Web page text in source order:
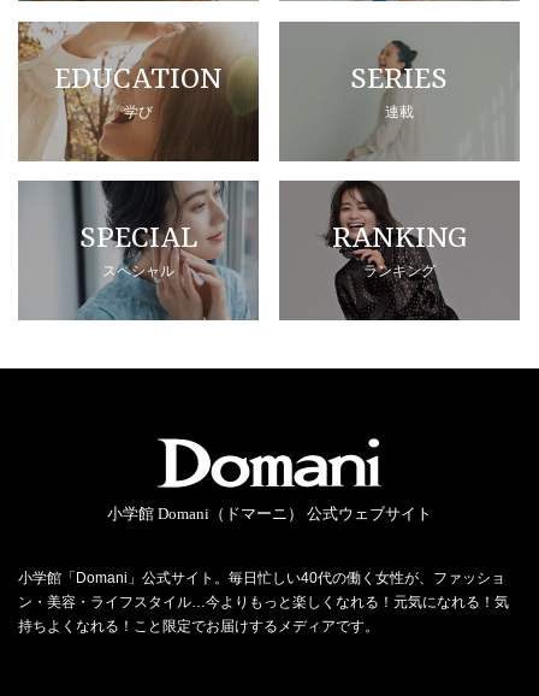
EDUCATION
学び
SERIES
連載
SPECIAL
スペシャル
RANKING
ランキング
小学館 Domani（ドマーニ） 公式ウェブサイト
小学館「Domani」公式サイト。毎日忙しい40代の働く女性が、ファッショ
ン・美容・ライフスタイル…今よりもっと楽しくなれる！元気になれる！気
持ちよくなれる！こと限定でお届けするメディアです。